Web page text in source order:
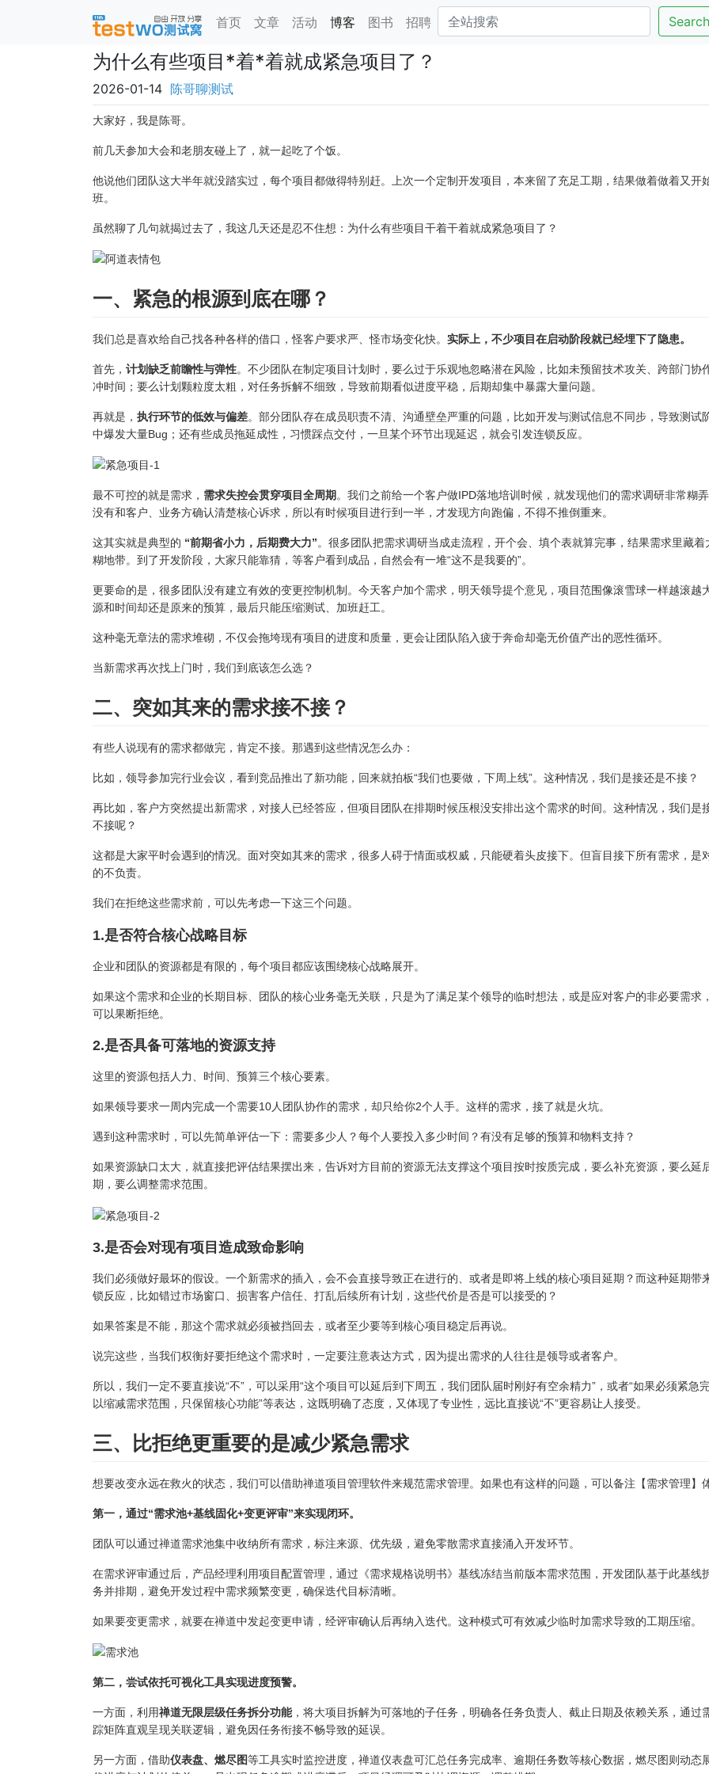
首页 文章 活动 博客 图书 招聘 Search
为什么有些项目*着*着就成紧急项目了？
2026-01-14 陈哥聊测试
大家好，我是陈哥。
前几天参加大会和老朋友碰上了，就一起吃了个饭。
他说他们团队这大半年就没踏实过，每个项目都做得特别赶。上次一个定制开发项目，本来留了充足工期，结果做着做着又开
班。
虽然聊了几句就揭过去了，我这几天还是忍不住想：为什么有些项目干着干着就成紧急项目了？
一、紧急的根源到底在哪？
我们总是喜欢给自己找各种各样的借口，怪客户要求严、怪市场变化快。 实际上，不少项目在启动阶段就已经埋下了隐患。
首先， 计划缺乏前瞻性与弹性。不少团队在制定项目计划时，要么过于乐观地忽略潜在风险，比如未预留技术攻关、跨部门协
冲时间；要么计划颗粒度太粗，对任务拆解不细致，导致前期看似进度平稳，后期却集中暴露大量问题。
再就是， 执行环节的低效与偏差。部分团队存在成员职责不清、沟通壁垒严重的问题，比如开发与测试信息不同步，导致测试
中爆发大量Bug；还有些成员拖延成性，习惯踩点交付，一旦某个环节出现延迟，就会引发连锁反应。
最不可控的就是需求， 需求失控会贯穿项目全周期。我们之前给一个客户做IPD落地培训时候，就发现他们的需求调研非常糊
没有和客户、业务方确认清楚核心诉求，所以有时候项目进行到一半，才发现方向跑偏，不得不推倒重来。
这其实就是典型的 “前期省小力，后期费大力”。很多团队把需求调研当成走流程，开个会、填个表就算完事，结果需求里藏着
糊地带。到了开发阶段，大家只能靠猜，等客户看到成品，自然会有一堆“这不是我要的”。
更要命的是，很多团队没有建立有效的变更控制机制。今天客户加个需求，明天领导提个意见，项目范围像滚雪球一样越滚越
源和时间却还是原来的预算，最后只能压缩测试、加班赶工。
这种毫无章法的需求堆砌，不仅会拖垮现有项目的进度和质量，更会让团队陷入疲于奔命却毫无价值产出的恶性循环。
当新需求再次找上门时，我们到底该怎么选？
二、突如其来的需求接不接？
有些人说现有的需求都做完，肯定不接。那遇到这些情况怎么办：
比如，领导参加完行业会议，看到竞品推出了新功能，回来就拍板“我们也要做，下周上线”。这种情况，我们是接还是不接？
再比如，客户方突然提出新需求，对接人已经答应，但项目团队在排期时候压根没安排出这个需求的时间。这种情况，我们是
不接呢？
这都是大家平时会遇到的情况。面对突如其来的需求，很多人碍于情面或权威，只能硬着头皮接下。但盲目接下所有需求，是
的不负责。
我们在拒绝这些需求前，可以先考虑一下这三个问题。
1.是否符合核心战略目标
企业和团队的资源都是有限的，每个项目都应该围绕核心战略展开。
如果这个需求和企业的长期目标、团队的核心业务毫无关联，只是为了满足某个领导的临时想法，或是应对客户的非必要需求
可以果断拒绝。
2.是否具备可落地的资源支持
这里的资源包括人力、时间、预算三个核心要素。
如果领导要求一周内完成一个需要10人团队协作的需求，却只给你2个人手。这样的需求，接了就是火坑。
遇到这种需求时，可以先简单评估一下：需要多少人？每个人要投入多少时间？有没有足够的预算和物料支持？
如果资源缺口太大，就直接把评估结果摆出来，告诉对方目前的资源无法支撑这个项目按时按质完成，要么补充资源，要么延
期，要么调整需求范围。
3.是否会对现有项目造成致命影响
我们必须做好最坏的假设。一个新需求的插入，会不会直接导致正在进行的、或者是即将上线的核心项目延期？而这种延期带
锁反应，比如错过市场窗口、损害客户信任、打乱后续所有计划，这些代价是否是可以接受的？
如果答案是不能，那这个需求就必须被挡回去，或者至少要等到核心项目稳定后再说。
说完这些，当我们权衡好要拒绝这个需求时，一定要注意表达方式，因为提出需求的人往往是领导或者客户。
所以，我们一定不要直接说“不”，可以采用“这个项目可以延后到下周五，我们团队届时刚好有空余精力”，或者“如果必须紧急
以缩减需求范围，只保留核心功能”等表达，这既明确了态度，又体现了专业性，远比直接说“不”更容易让人接受。
三、比拒绝更重要的是减少紧急需求
想要改变永远在救火的状态，我们可以借助禅道项目管理软件来规范需求管理。如果也有这样的问题，可以备注【需求管理】
第一，通过“需求池+基线固化+变更评审”来实现闭环。
团队可以通过禅道需求池集中收纳所有需求，标注来源、优先级，避免零散需求直接涌入开发环节。
在需求评审通过后，产品经理利用项目配置管理，通过《需求规格说明书》基线冻结当前版本需求范围，开发团队基于此基线
务并排期，避免开发过程中需求频繁变更，确保迭代目标清晰。
如果要变更需求，就要在禅道中发起变更申请，经评审确认后再纳入迭代。这种模式可有效减少临时加需求导致的工期压缩。
第二，尝试依托可视化工具实现进度预警。
一方面，利用禅道无限层级任务拆分功能，将大项目拆解为可落地的子任务，明确各任务负责人、截止日期及依赖关系，通过
踪矩阵直观呈现关联逻辑，避免因任务衔接不畅导致的延误。
另一方面，借助仪表盘、燃尽图等工具实时监控进度，禅道仪表盘可汇总任务完成率、逾期任务数等核心数据，燃尽图则动态